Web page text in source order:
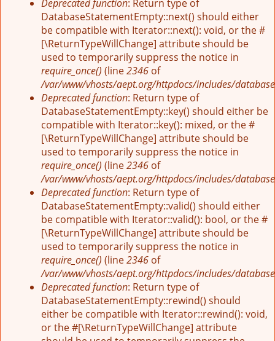
Deprecated function: Return type of
DatabaseStatementEmpty::next() should either
be compatible with Iterator::next(): void, or the #
[\ReturnTypeWillChange] attribute should be
used to temporarily suppress the notice in
require_once() (line2346 of
/var/www/vhosts/aept.org/httpdocs/includes/
Deprecated function: Return type of
DatabaseStatementEmpty::key() should either be
compatible with Iterator::key(): mixed, or the #
[\ReturnTypeWillChange] attribute should be
used to temporarily suppress the notice in
require_once() (line2346 of
/var/www/vhosts/aept.org/httpdocs/includes/
Deprecated function: Return type of
DatabaseStatementEmpty::valid() should either
be compatible with Iterator::valid(): bool, or the #
[\ReturnTypeWillChange] attribute should be
used to temporarily suppress the notice in
require_once() (line2346 of
/var/www/vhosts/aept.org/httpdocs/includes/
Deprecated function: Return type of
DatabaseStatementEmpty::rewind() should
either be compatible with Iterator::rewind(): void,
or the #[\ReturnTypeWillChange] attribute